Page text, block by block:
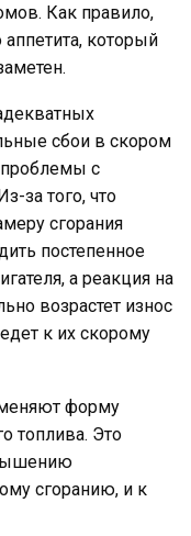
Как правило,
аппетита, который
сбои в скором
с
за того, что
сгорания
постепенное
а реакция на
возрастет износ
к их скорому
меняют форму
топлива. Это
сгоранию, и к